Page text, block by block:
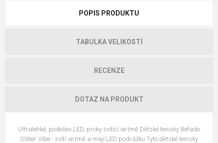
POPIS PRODUKTU
TABULKA VELIKOSTÍ
RECENZE
DOTAZ NA PRODUKT
Ultralehké, podešev LED, prvky svítící ve tmě Dětské tenisky Befado
Glitter Vibe - svítí ve tmě a mají LED podrážku Tyto dětské tenisky